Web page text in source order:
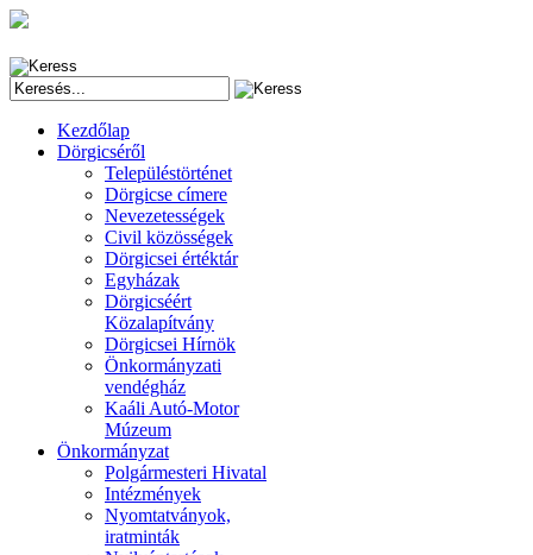
Kezdőlap
Dörgicséről
Településtörténet
Dörgicse címere
Nevezetességek
Civil közösségek
Dörgicsei értéktár
Egyházak
Dörgicséért
Közalapítvány
Dörgicsei Hírnök
Önkormányzati
vendégház
Kaáli Autó-Motor
Múzeum
Önkormányzat
Polgármesteri Hivatal
Intézmények
Nyomtatványok,
iratminták